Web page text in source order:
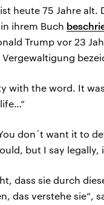
heute 75 Jahre alt.
ihrem Buch
Trump vor 23
with the word. It
don´t want it to
but I say legally,
dass sie durch
das verstehe sie“,